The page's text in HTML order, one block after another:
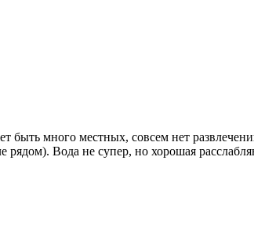
быть много местных, совсем нет
Вода не супер, но хорошая